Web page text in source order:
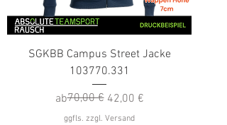
SGKBB Campus Street Jacke
103770.331
ab
Standardpreis
70,00 € 42,00 €
Sale-Preis
ggfls. zzgl. Versand